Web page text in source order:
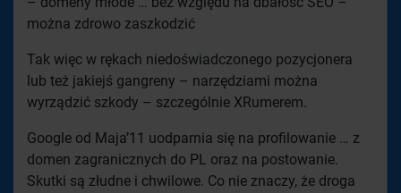
można zdrowo zaszkodzić
Tak więc w rękach niedoświadczonego pozycjonera
lub też jakiejś gangreny – narzędziami można
wyrządzić szkody – szczególnie XRumerem.
Google od Maja’11 uodparnia się na profilowanie … z
domen zagranicznych do PL oraz na postowanie.
Skutki są złudne i chwilowe. Co nie znaczy, że droga